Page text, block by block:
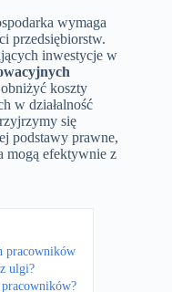
wymaga
przedsiębiorstw.
inwestycje w
koszty
w działalność
się
podstawy prawne,
mogą efektywnie z
pracowników
ulgi?